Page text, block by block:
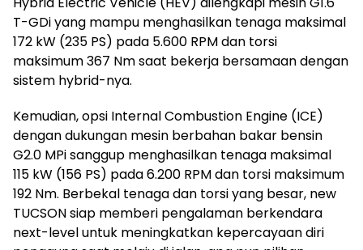
T-GDi yang mampu menghasilkan tenaga maksimal
172 kW (235 PS) pada 5.600 RPM dan torsi
maksimum 367 Nm saat bekerja bersamaan dengan
sistem hybrid-nya.
Kemudian, opsi Internal Combustion Engine (ICE)
dengan dukungan mesin berbahan bakar bensin
G2.0 MPi sanggup menghasilkan tenaga maksimal
115 kW (156 PS) pada 6.200 RPM dan torsi maksimum
192 Nm. Berbekal tenaga dan torsi yang besar, new
TUCSON siap memberi pengalaman berkendara
next-level untuk meningkatkan kepercayaan diri